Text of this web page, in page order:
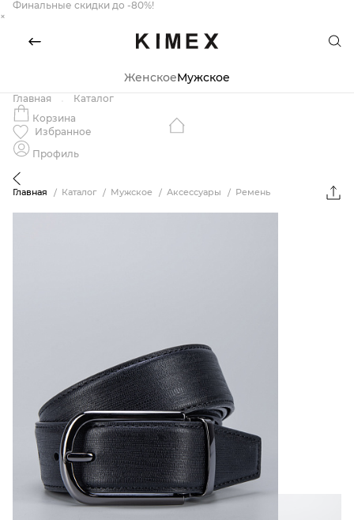
Финальные скидки до -80%!
×
ЖенскоеМужское
Главная
Каталог
Корзина
Избранное
Профиль
Главная Каталог Мужское Аксессуары Ремень